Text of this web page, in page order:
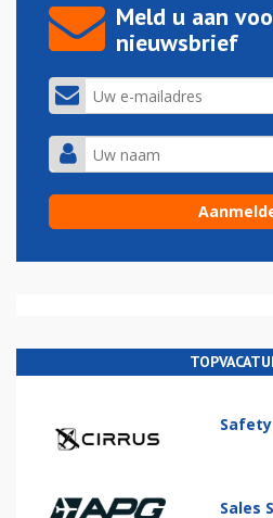
Meld u aan
nieuwsbrief
Sales